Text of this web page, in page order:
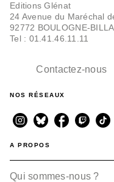
Editions Glénat
24 Avenue du Maréchal
92772 BOULOGNE-
Tel : 01.41.46.11.11
Contactez-nous
NOS RÉSEAUX
A PROPOS
Qui sommes-nous ?